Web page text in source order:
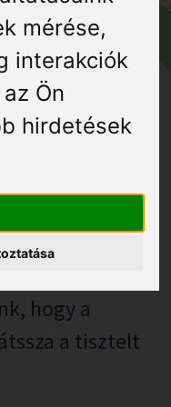
mérése,
interakciók
az Ön
hirdetések
buli –
összeáll a
hogy a
a tisztelt